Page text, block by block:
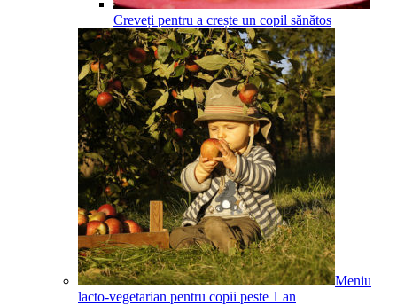
Creveți pentru a crește un copil sănătos
Meniu
lacto-vegetarian pentru copii peste 1 an